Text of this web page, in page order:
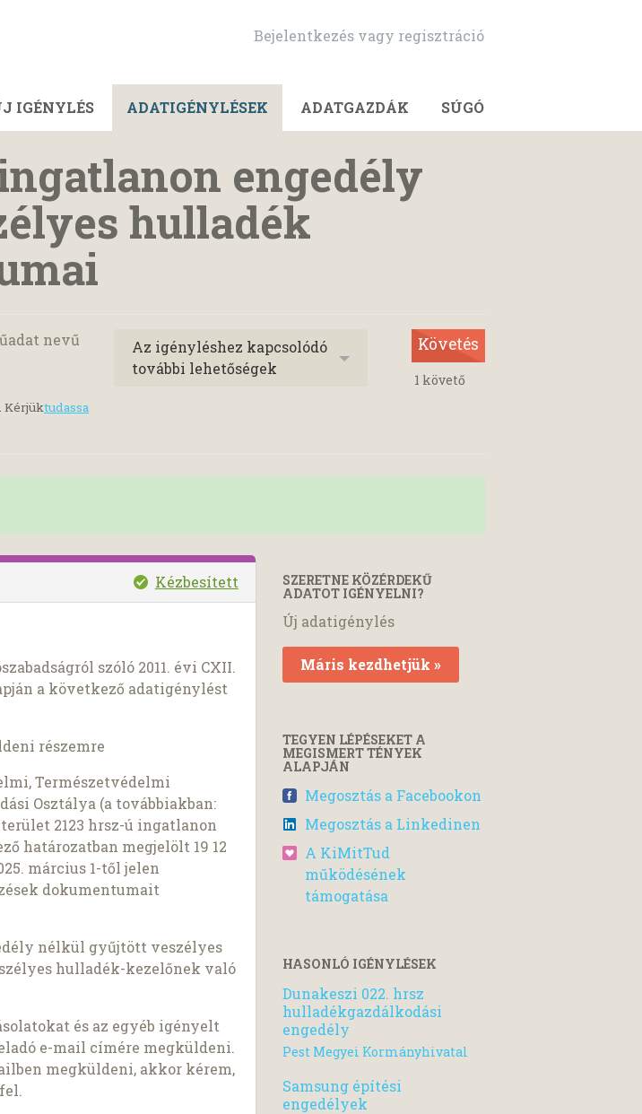
Bejelentkezés vagy regisztráció
IGÉNYLÉS ADATIGÉNYLÉSEK ADATGAZDÁK SÚGÓ
engedély
hulladék
nevű
Kérjüktudassa
Az igényléshez kapcsolódó
további lehetőségek
Követés
1 követő
Kézbesített
szóló 2011. évi CXII.
a következő adatigénylést
részemre
Természetvédelmi
Osztálya (a továbbiakban:
2123 hrsz-ú ingatlanon
határozatban megjelölt 19 12
március 1-től jelen
dokumentumait
nélkül gyűjtött veszélyes
hulladék-kezelőnek való
és az egyéb igényelt
e-mail címére megküldeni.
megküldeni, akkor kérem,
SZERETNE KÖZÉRDEKŰ
ADATOT IGÉNYELNI?
Új adatigénylés
Máris kezdhetjük »
TEGYEN LÉPÉSEKET A
MEGISMERT TÉNYEK
ALAPJÁN
Megosztás a Facebookon
Megosztás a Linkedinen
A KiMitTud
működésének
támogatása
HASONLÓ IGÉNYLÉSEK
Dunakeszi 022. hrsz
hulladékgazdálkodási
engedély
Pest Megyei Kormányhivatal
Samsung építési
engedélyek